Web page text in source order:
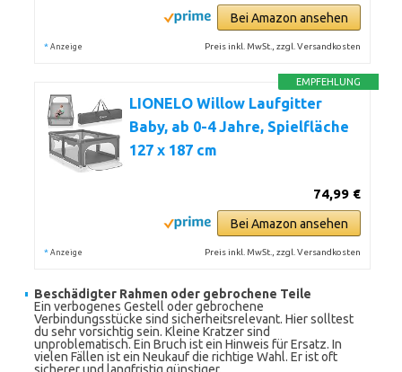
Bei Amazon ansehen
* Anzeige Preis inkl. MwSt., zzgl. Versandkosten
EMPFEHLUNG
LIONELO Willow Laufgitter
Baby, ab 0-4 Jahre, Spielfläche
127 x 187 cm
74,99 €
Bei Amazon ansehen
* Anzeige Preis inkl. MwSt., zzgl. Versandkosten
Beschädigter Rahmen oder gebrochene Teile
Ein verbogenes Gestell oder gebrochene
Verbindungsstücke sind sicherheitsrelevant. Hier solltest
du sehr vorsichtig sein. Kleine Kratzer sind
unproblematisch. Ein Bruch ist ein Hinweis für Ersatz. In
vielen Fällen ist ein Neukauf die richtige Wahl. Er ist oft